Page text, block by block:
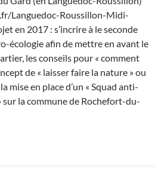
Languedoc-Roussillon-Midi-
en 2017 : s’incrire à le seconde
écologie afin de mettre en avant le
les conseils pour « comment
de « laisser faire la nature » ou
mise en place d’un « Squad anti-
sur la commune de Rochefort-du-